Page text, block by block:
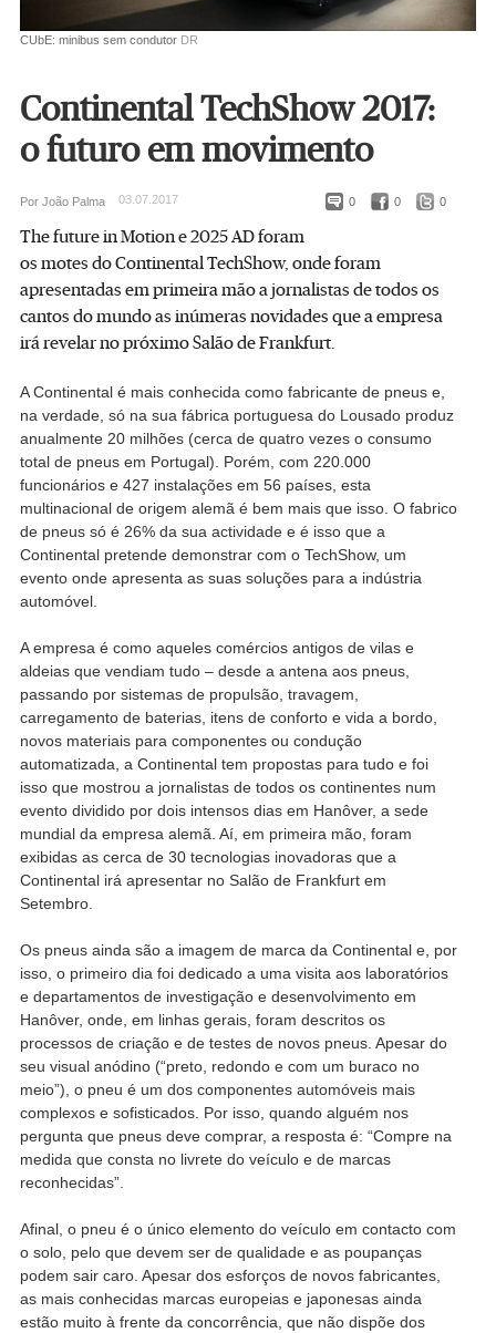
CUbE: minibus sem condutor DR
Continental TechShow 2017:
o futuro em movimento
0 0 0
Por João Palma 03.07.2017
The future in Motion e 2025 AD foram
os motes do Continental TechShow, onde foram
apresentadas em primeira mão a jornalistas de todos os
cantos do mundo as inúmeras novidades que a empresa
irá revelar no próximo Salão de Frankfurt.
A Continental é mais conhecida como fabricante de pneus e,
na verdade, só na sua fábrica portuguesa do Lousado produz
anualmente 20 milhões (cerca de quatro vezes o consumo
total de pneus em Portugal). Porém, com 220.000
funcionários e 427 instalações em 56 países, esta
multinacional de origem alemã é bem mais que isso. O fabrico
de pneus só é 26% da sua actividade e é isso que a
Continental pretende demonstrar com o TechShow, um
evento onde apresenta as suas soluções para a indústria
automóvel.
A empresa é como aqueles comércios antigos de vilas e
aldeias que vendiam tudo – desde a antena aos pneus,
passando por sistemas de propulsão, travagem,
carregamento de baterias, itens de conforto e vida a bordo,
novos materiais para componentes ou condução
automatizada, a Continental tem propostas para tudo e foi
isso que mostrou a jornalistas de todos os continentes num
evento dividido por dois intensos dias em Hanôver, a sede
mundial da empresa alemã. Aí, em primeira mão, foram
exibidas as cerca de 30 tecnologias inovadoras que a
Continental irá apresentar no Salão de Frankfurt em
Setembro.
Os pneus ainda são a imagem de marca da Continental e, por
isso, o primeiro dia foi dedicado a uma visita aos laboratórios
e departamentos de investigação e desenvolvimento em
Hanôver, onde, em linhas gerais, foram descritos os
processos de criação e de testes de novos pneus. Apesar do
seu visual anódino (“preto, redondo e com um buraco no
meio”), o pneu é um dos componentes automóveis mais
complexos e sofisticados. Por isso, quando alguém nos
pergunta que pneus deve comprar, a resposta é: “Compre na
medida que consta no livrete do veículo e de marcas
reconhecidas”.
Afinal, o pneu é o único elemento do veículo em contacto com
o solo, pelo que devem ser de qualidade e as poupanças
podem sair caro. Apesar dos esforços de novos fabricantes,
as mais conhecidas marcas europeias e japonesas ainda
estão muito à frente da concorrência, que não dispõe dos